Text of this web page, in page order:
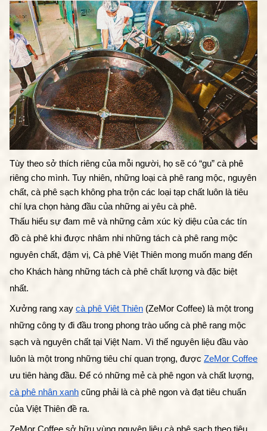
Tùy theo sở thích riêng của mỗi người, họ sẽ có “gu” cà phê
riêng cho mình. Tuy nhiên, những loại cà phê rang mộc, nguyên
chất, cà phê sạch không pha trộn các loại tạp chất luôn là tiêu
chí lựa chọn hàng đầu của những ai yêu cà phê.
Thấu hiểu sự đam mê và những cảm xúc kỳ diệu của các tín
đồ cà phê khi được nhâm nhi những tách cà phê rang mộc
nguyên chất, đậm vị, Cà phê Việt Thiên mong muốn mang đến
cho Khách hàng những tách cà phê chất lượng và đặc biệt
nhất.
Xưởng rang xay cà phê Việt Thiên (ZeMor Coffee) là một trong
những công ty đi đầu trong phong trào uống cà phê rang mộc
sạch và nguyên chất tại Việt Nam. Vì thế nguyên liệu đầu vào
luôn là một trong những tiêu chí quan trọng, được ZeMor Coffee
cà phê nhân xanh cũng phải là cà phê ngon và đạt tiêu chuẩn
của Việt Thiên đề ra.
ZeMor Coffee sở hữu vùng nguyên liệu cà phê sạch theo tiêu